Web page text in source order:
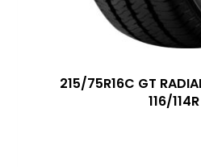
215/75R16C GT
116/